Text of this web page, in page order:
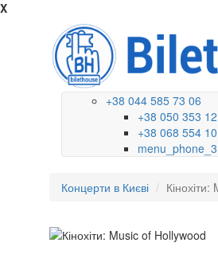
X
+38 044 585 73 06
+38 050 353
+38 068 554
menu_phone_3
Концерти в Києві